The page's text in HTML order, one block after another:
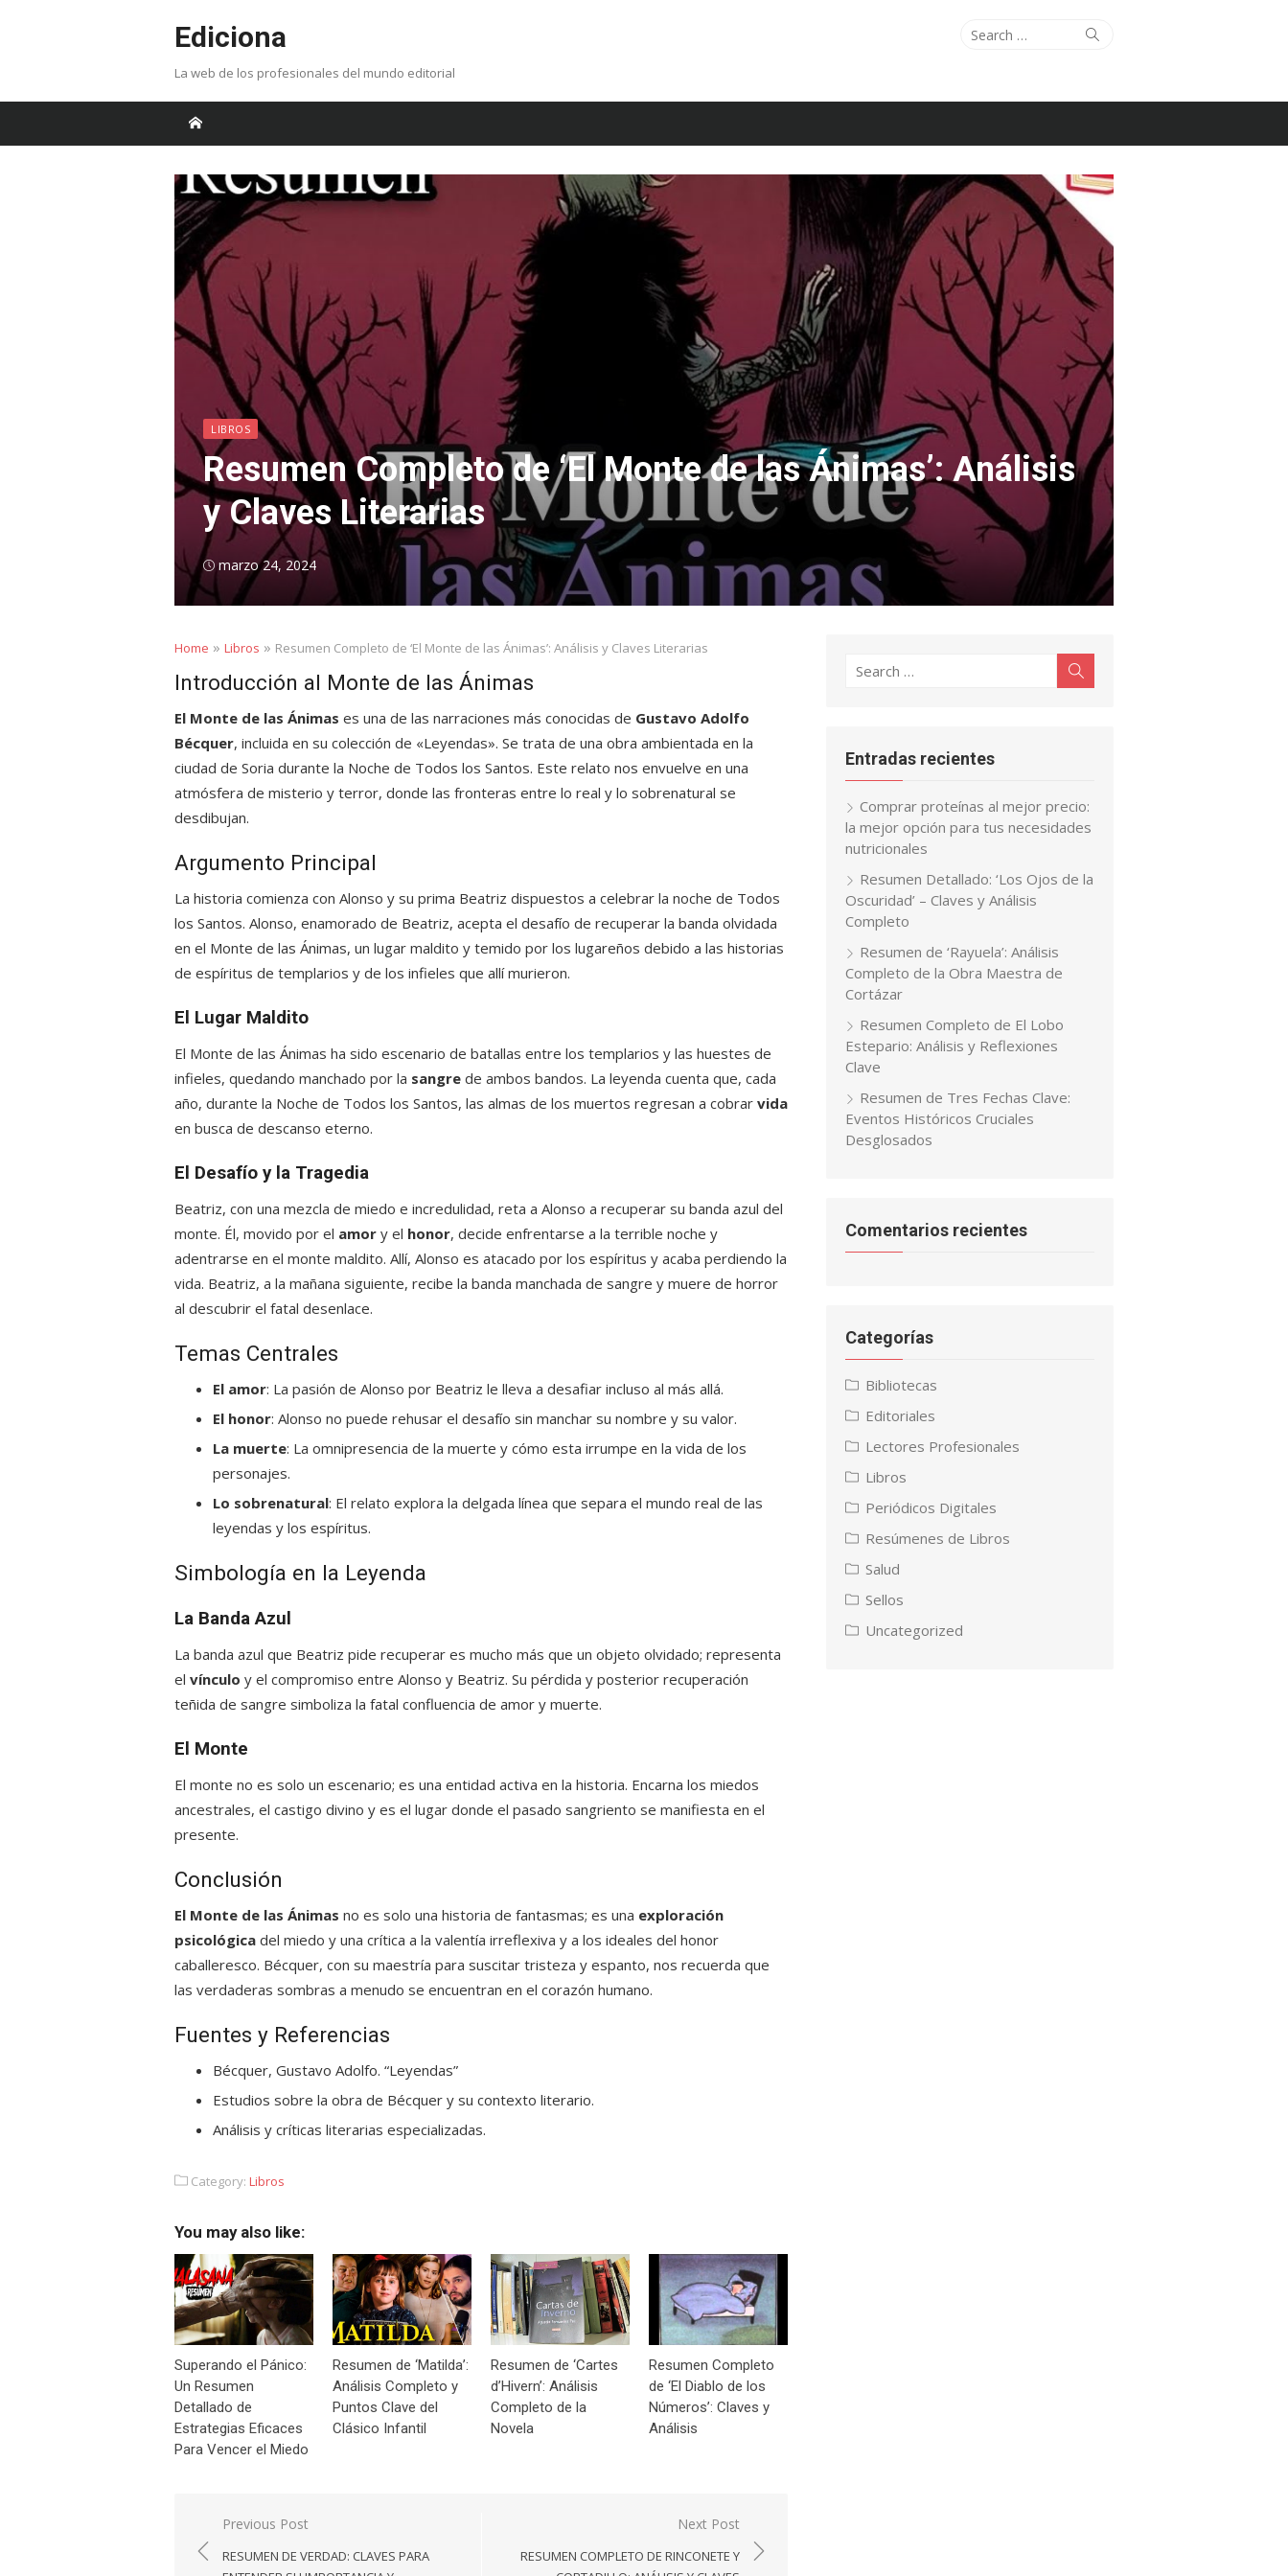
Ediciona
La web de los profesionales del mundo editorial
Search
Search
LIBROS
Resumen Completo de ‘El Monte de las Ánimas’: Análisis
y Claves Literarias
Posted
on
marzo 24, 2024
Home » Libros » Resumen Completo de ‘El Monte de las Ánimas’: Análisis y Claves Literarias
Introducción al Monte de las Ánimas
El Monte de las Ánimas es una de las narraciones más conocidas de Gustavo Adolfo
Bécquer, incluida en su colección de «Leyendas». Se trata de una obra ambientada en la
ciudad de Soria durante la Noche de Todos los Santos. Este relato nos envuelve en una
atmósfera de misterio y terror, donde las fronteras entre lo real y lo sobrenatural se
desdibujan.
Argumento Principal
La historia comienza con Alonso y su prima Beatriz dispuestos a celebrar la noche de Todos
los Santos. Alonso, enamorado de Beatriz, acepta el desafío de recuperar la banda olvidada
en el Monte de las Ánimas, un lugar maldito y temido por los lugareños debido a las historias
de espíritus de templarios y de los infieles que allí murieron.
El Lugar Maldito
El Monte de las Ánimas ha sido escenario de batallas entre los templarios y las huestes de
infieles, quedando manchado por la sangre de ambos bandos. La leyenda cuenta que, cada
año, durante la Noche de Todos los Santos, las almas de los muertos regresan a cobrar vida
en busca de descanso eterno.
El Desafío y la Tragedia
Beatriz, con una mezcla de miedo e incredulidad, reta a Alonso a recuperar su banda azul del
monte. Él, movido por el amor y el honor, decide enfrentarse a la terrible noche y
adentrarse en el monte maldito. Allí, Alonso es atacado por los espíritus y acaba perdiendo la
vida. Beatriz, a la mañana siguiente, recibe la banda manchada de sangre y muere de horror
al descubrir el fatal desenlace.
Temas Centrales
El amor: La pasión de Alonso por Beatriz le lleva a desafiar incluso al más allá.
El honor: Alonso no puede rehusar el desafío sin manchar su nombre y su valor.
La muerte: La omnipresencia de la muerte y cómo esta irrumpe en la vida de los
personajes.
Lo sobrenatural: El relato explora la delgada línea que separa el mundo real de las
leyendas y los espíritus.
Simbología en la Leyenda
La Banda Azul
La banda azul que Beatriz pide recuperar es mucho más que un objeto olvidado; representa
el vínculo y el compromiso entre Alonso y Beatriz. Su pérdida y posterior recuperación
teñida de sangre simboliza la fatal confluencia de amor y muerte.
El Monte
El monte no es solo un escenario; es una entidad activa en la historia. Encarna los miedos
ancestrales, el castigo divino y es el lugar donde el pasado sangriento se manifiesta en el
presente.
Conclusión
El Monte de las Ánimas no es solo una historia de fantasmas; es una exploración
psicológica del miedo y una crítica a la valentía irreflexiva y a los ideales del honor
caballeresco. Bécquer, con su maestría para suscitar tristeza y espanto, nos recuerda que
las verdaderas sombras a menudo se encuentran en el corazón humano.
Fuentes y Referencias
Bécquer, Gustavo Adolfo. “Leyendas”
Estudios sobre la obra de Bécquer y su contexto literario.
Análisis y críticas literarias especializadas.
Category: Libros
You may also like:
Superando el Pánico:
Un Resumen
Detallado de
Estrategias Eficaces
Para Vencer el Miedo
Resumen de ‘Matilda’:
Análisis Completo y
Puntos Clave del
Clásico Infantil
Resumen de ‘Cartes
d’Hivern’: Análisis
Completo de la
Novela
Resumen Completo
de ‘El Diablo de los
Números’: Claves y
Análisis
Navegación
de
Previous Post
RESUMEN DE VERDAD: CLAVES PARA
Next Post
RESUMEN COMPLETO DE RINCONETE Y
Search
Entradas recientes
Comprar proteínas al mejor precio:
la mejor opción para tus necesidades
nutricionales
Resumen Detallado: ‘Los Ojos de la
Oscuridad’ – Claves y Análisis
Completo
Resumen de ‘Rayuela’: Análisis
Completo de la Obra Maestra de
Cortázar
Resumen Completo de El Lobo
Estepario: Análisis y Reflexiones
Clave
Resumen de Tres Fechas Clave:
Eventos Históricos Cruciales
Desglosados
Comentarios recientes
Categorías
Bibliotecas
Editoriales
Lectores Profesionales
Libros
Periódicos Digitales
Resúmenes de Libros
Salud
Sellos
Uncategorized